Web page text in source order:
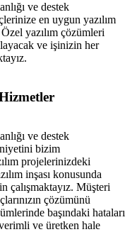
ve destek
en uygun yazılım
yazılım çözümleri
ve işinizin her
ve destek
bizim
projelerinizdeki
inşası konusunda
çalışmaktayız. Müşteri
çözümünü
başındaki hataları
ve üretken hale